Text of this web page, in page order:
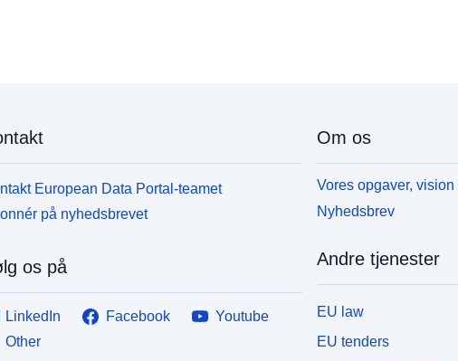
European Data Portal-teamet
på nyhedsbrevet
os på
LinkedIn Facebook
Youtube
Other
Om os
Vores opgaver,
Nyhedsbrev
Andre tjenester
EU law
EU tenders